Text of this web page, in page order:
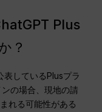
Plus
？
しているPlusプラ
の場合、現地の請
れる可能性がある